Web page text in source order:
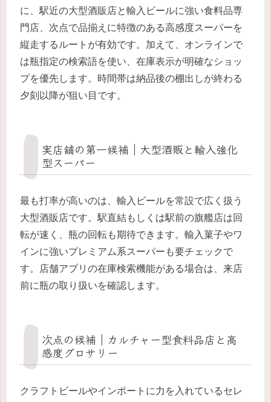
に、駅近の大型酒販店と輸入ビールに強い食料品専
門店、次点で品揃えに特徴のある高感度スーパーを
縦走するルートが有効です。加えて、オンラインで
は瓶指定の検索語を使い、在庫表示が明確なショッ
プを優先します。時間帯は納品後の棚出しが終わる
夕刻以降が狙い目です。
実店舗の第一候補｜大型酒販と輸入強化
型スーパー
最も打率が高いのは、輸入ビールを常設で広く扱う
大型酒販店です。駅直結もしくは駅前の旗艦店は回
転が速く、瓶の回転も期待できます。輸入菓子やワ
インに強いプレミアム系スーパーも要チェックで
す。店舗アプリの在庫検索機能がある場合は、来店
前に瓶の取り扱いを確認します。
次点の候補｜カルチャー型食料品店と高
感度グロサリー
クラフトビールやインポートに力を入れているセレ